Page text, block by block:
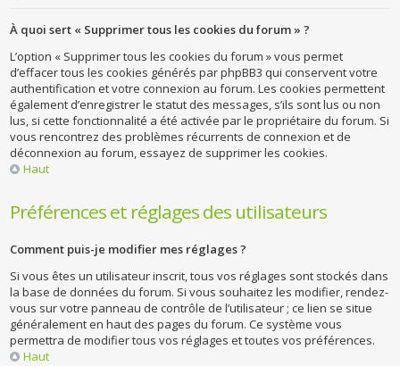
À quoi sert « Supprimer tous les cookies du forum » ?
L’option « Supprimer tous les cookies du forum » vous permet
d’effacer tous les cookies générés par phpBB3 qui conservent votre
authentification et votre connexion au forum. Les cookies permettent
également d’enregistrer le statut des messages, s’ils sont lus ou non
lus, si cette fonctionnalité a été activée par le propriétaire du forum. Si
vous rencontrez des problèmes récurrents de connexion et de
déconnexion au forum, essayez de supprimer les cookies.
Haut
Préférences et réglages des utilisateurs
Comment puis-je modifier mes réglages ?
Si vous êtes un utilisateur inscrit, tous vos réglages sont stockés dans
la base de données du forum. Si vous souhaitez les modifier, rendez-
vous sur votre panneau de contrôle de l’utilisateur ; ce lien se situe
généralement en haut des pages du forum. Ce système vous
permettra de modifier tous vos réglages et toutes vos préférences.
Haut